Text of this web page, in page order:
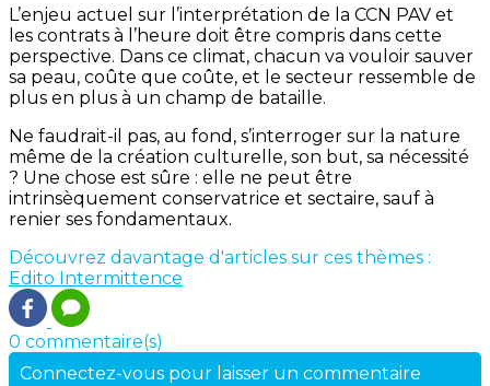
L’enjeu actuel sur l’interprétation de la CCN PAV et
les contrats à l’heure doit être compris dans cette
perspective. Dans ce climat, chacun va vouloir sauver
sa peau, coûte que coûte, et le secteur ressemble de
plus en plus à un champ de bataille.
Ne faudrait-il pas, au fond, s’interroger sur la nature
même de la création culturelle, son but, sa nécessité
? Une chose est sûre : elle ne peut être
intrinsèquement conservatrice et sectaire, sauf à
renier ses fondamentaux.
Découvrez davantage d'articles sur ces thèmes :
Edito Intermittence
0 commentaire(s)
Connectez-vous pour laisser un commentaire